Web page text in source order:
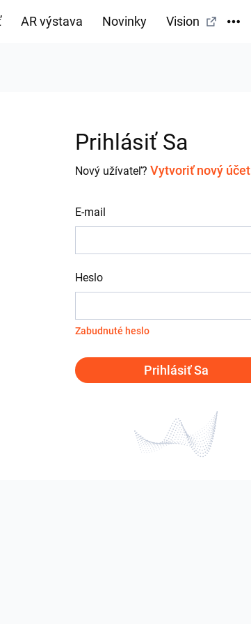
AR výstava Novinky Vision
Prihlásiť Sa
Nový užívateľ? Vytvoriť nový účet
E-mail
Heslo
Zabudnuté heslo
Prihlásiť Sa